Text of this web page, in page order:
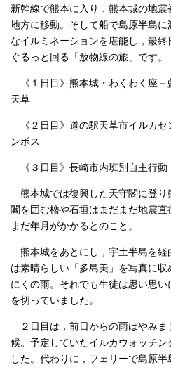
新幹線で熊本に入り，熊本城の地
地方に移動。そして船で島原半島
なイルミネーションを堪能し，最
ぐるっと回る「放物線の旅」です。
《１日目》熊本城・わくわく座
天草
《２日目》道の駅天草市イルカ
ンボス
《３日目》長崎市内班別自主行動
熊本城では復興した天守閣に登
閣を囲む櫓や石垣はまだまだ地震
まだ年月がかかるとのこと。
熊本城をあとにし，宇土半島を
は素晴らしい「多島美」を写真に収
にくの雨。それでも生徒は思い思
を切っていました。
２日目は，前日からの雨はやみ
候。予定していたイルカウォッチン
した。代わりに，フェリーで島原半